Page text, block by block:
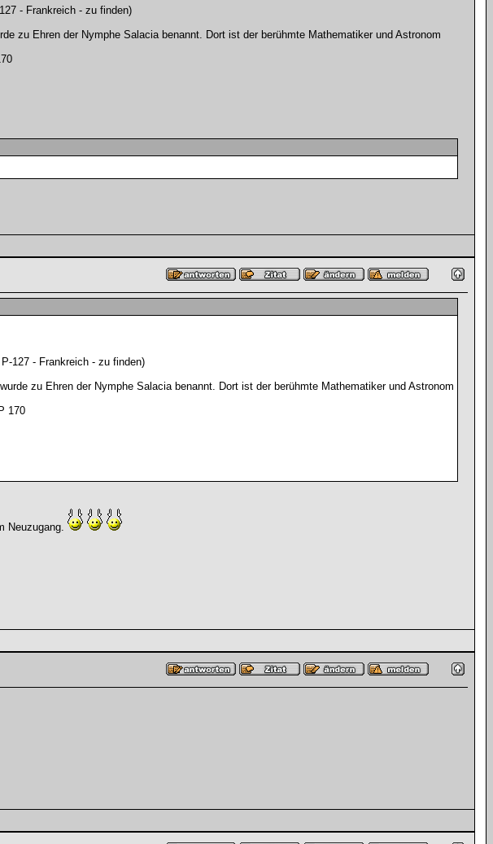
- Frankreich - zu finden)
zu Ehren der Nymphe Salacia benannt. Dort ist der berühmte Mathematiker und Astronom
127 - Frankreich - zu finden)
zu Ehren der Nymphe Salacia benannt. Dort ist der berühmte Mathematiker und Astronom
170
Neuzugang.